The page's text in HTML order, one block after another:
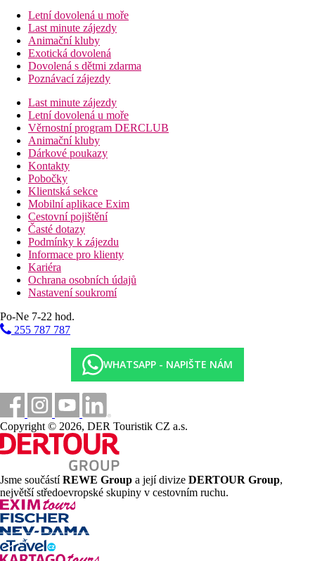
Letní dovolená u moře
Last minute zájezdy
Animační kluby
Exotická dovolená
Dovolená s dětmi zdarma
Poznávací zájezdy
Last minute zájezdy
Letní dovolená u moře
Věrnostní program DERCLUB
Animační kluby
Dárkové poukazy
Kontakty
Pobočky
Klientská sekce
Mobilní aplikace Exim
Cestovní pojištění
Časté dotazy
Podmínky k zájezdu
Informace pro klienty
Kariéra
Ochrana osobních údajů
Nastavení soukromí
Po-Ne 7-22 hod.
255 787 787
WHATSAPP - NAPIŠTE NÁM
Copyright © 2026, DER Touristik CZ a.s.
Jsme součástíREWE Group a její divize DERTOUR Group,
největší středoevropské skupiny v cestovním ruchu.